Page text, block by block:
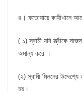
৪। ফতোয়ায়ে কাযীখানে
( ১) স্বামী যদি স্ত্রীকে
অমান্য করে ।
(২) স্বামী মিলনের
হয়।